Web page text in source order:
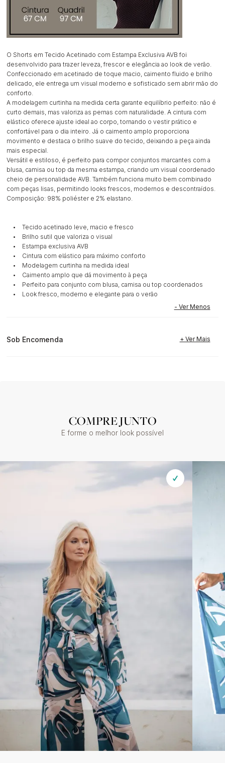
O Shorts em Tecido Acetinado com Estampa Exclusiva AVB foi
desenvolvido para trazer leveza, frescor e elegância ao look de verão.
Confeccionado em acetinado de toque macio, caimento fluido e brilho
delicado, ele entrega um visual moderno e sofisticado sem abrir mão do
conforto.
A modelagem curtinha na medida certa garante equilíbrio perfeito: não é
curto demais, mas valoriza as pernas com naturalidade. A cintura com
elástico oferece ajuste ideal ao corpo, tornando o vestir prático e
confortável para o dia inteiro. Já o caimento amplo proporciona
movimento e destaca o brilho suave do tecido, deixando a peça ainda
mais especial.
Versátil e estiloso, é perfeito para compor conjuntos marcantes com a
blusa, camisa ou top da mesma estampa, criando um visual coordenado
cheio de personalidade AVB. Também funciona muito bem combinado
com peças lisas, permitindo looks frescos, modernos e descontraídos.
Composição: 98% poliéster e 2% elastano.
• Tecido acetinado leve, macio e fresco
• Brilho sutil que valoriza o visual
• Estampa exclusiva AVB
• Cintura com elástico para máximo conforto
• Modelagem curtinha na medida ideal
• Caimento amplo que dá movimento à peça
• Perfeito para conjunto com blusa, camisa ou top coordenados
• Look fresco, moderno e elegante para o verão
Sob Encomenda
COMPRE JUNTO
E forme o melhor look possível